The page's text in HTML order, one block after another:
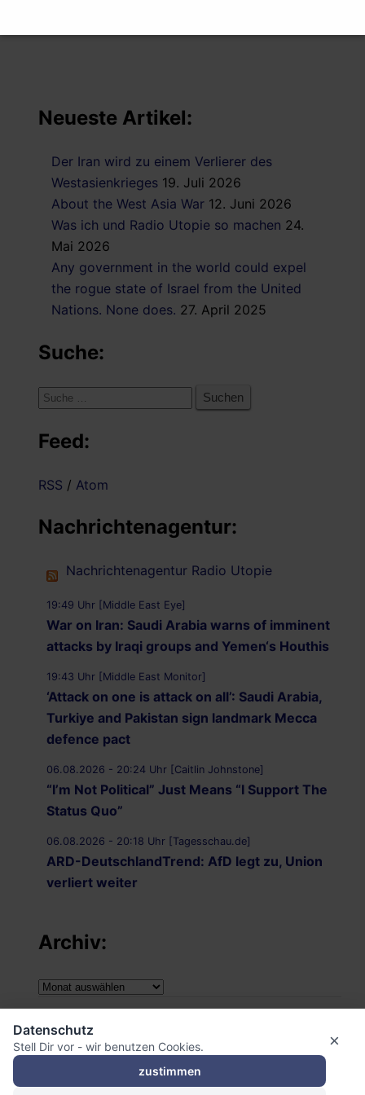
Neueste Artikel:
Der Iran wird zu einem Verlierer des
Westasienkrieges 19. Juli 2026
About the West Asia War 12. Juni 2026
Was ich und Radio Utopie so machen 24.
Mai 2026
Any government in the world could expel
the rogue state of Israel from the United
Nations. None does. 27. April 2025
Suche:
Suche
Feed:
RSS / Atom
Nachrichtenagentur:
Nachrichtenagentur Radio Utopie
19:49 Uhr [Middle East Eye]
War on Iran: Saudi Arabia warns of imminent
attacks by Iraqi groups and Yemen‘s Houthis
19:43 Uhr [Middle East Monitor]
‘Attack on one is attack on all’: Saudi Arabia,
Turkiye and Pakistan sign landmark Mecca
defence pact
06.08.2026 - 20:24 Uhr [Caitlin Johnstone]
“I’m Not Political” Just Means “I Support The
Status Quo”
06.08.2026 - 20:18 Uhr [Tagesschau.de]
ARD-DeutschlandTrend: AfD legt zu, Union
verliert weiter
Archiv:
Archiv:
Impressum
Datenschutzerklärung
×
Datenschutz
Stell Dir vor - wir benutzen Cookies.
zustimmen